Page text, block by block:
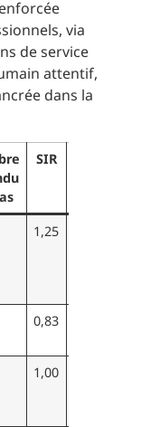
via
de service
attentif,
dans la
SIR
1,25
0,83
1,00